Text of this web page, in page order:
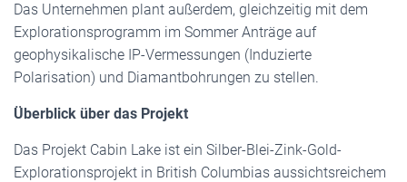
Das Unternehmen plant außerdem, gleichzeitig mit dem
Explorationsprogramm im Sommer Anträge auf
geophysikalische IP-Vermessungen (Induzierte
Polarisation) und Diamantbohrungen zu stellen.
Überblick über das Projekt
Das Projekt Cabin Lake ist ein Silber-Blei-Zink-Gold-
Explorationsprojekt in British Columbias aussichtsreichem